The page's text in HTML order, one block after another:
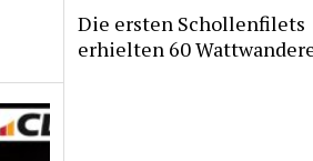
Die ersten Schollenfilets
erhielten 60